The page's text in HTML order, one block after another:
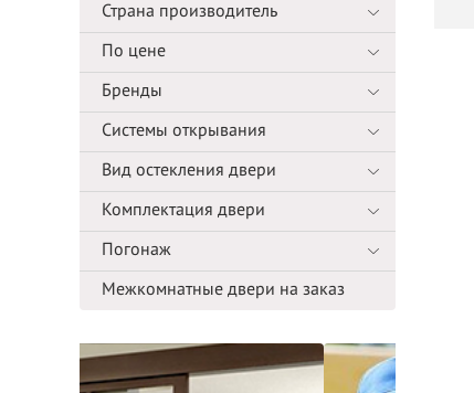
Страна производитель
По цене
Бренды
Системы открывания
Вид остекления двери
Комплектация двери
Погонаж
Межкомнатные двери на заказ